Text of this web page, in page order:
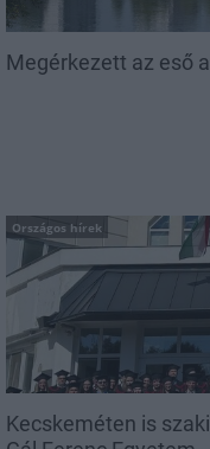
Megérkezett az eső
Országos hírek
Kecskeméten is